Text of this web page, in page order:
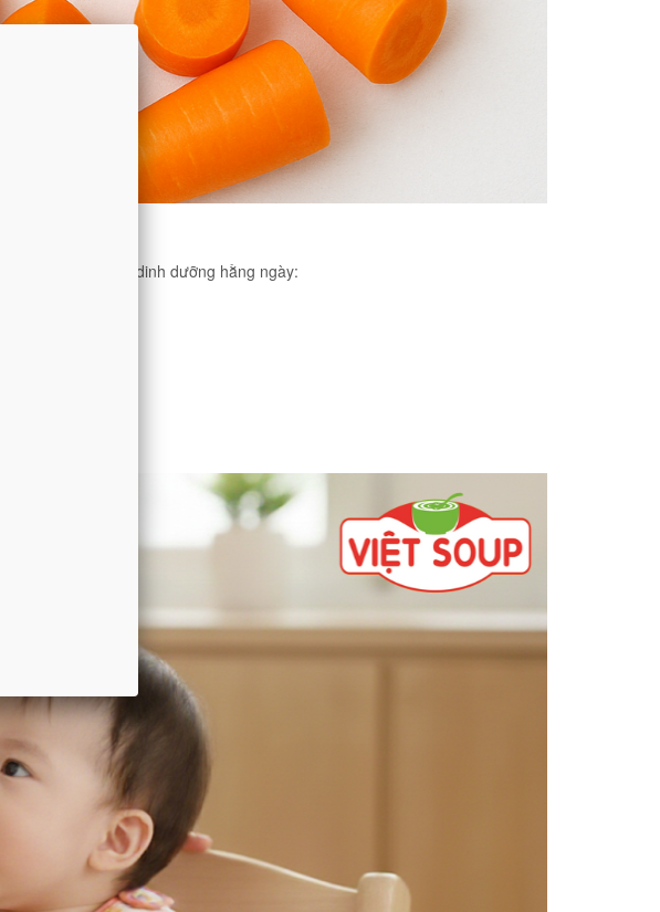
việc chỉ ăn cháo dinh dưỡng hằng ngày: